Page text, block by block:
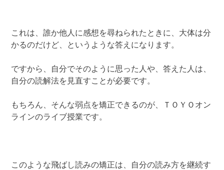
これは、誰か他人に感想を尋ねられたときに、大体は分
かるのだけど、というような答えになります。
ですから、自分でそのように思った人や、答えた人は、
自分の読解法を見直すことが必要です。
もちろん、そんな弱点を矯正できるのが、ＴＯＹＯオン
ラインのライブ授業です。
このような飛ばし読みの矯正は、自分の読み方を継続す